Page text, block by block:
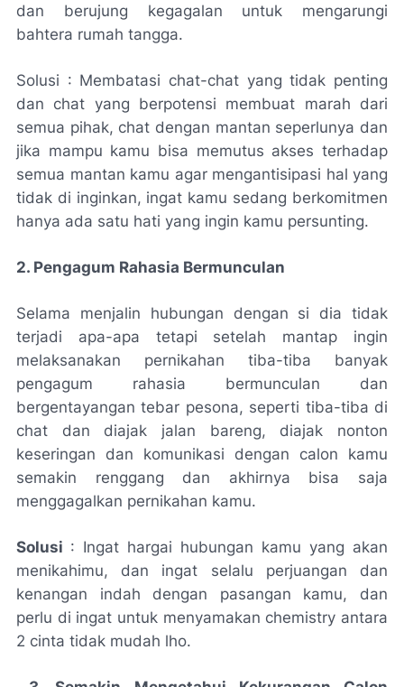
dan berujung kegagalan untuk mengarungi
bahtera rumah tangga.
Solusi : Membatasi chat-chat yang tidak penting
dan chat yang berpotensi membuat marah dari
semua pihak, chat dengan mantan seperlunya dan
jika mampu kamu bisa memutus akses terhadap
semua mantan kamu agar mengantisipasi hal yang
tidak di inginkan, ingat kamu sedang berkomitmen
hanya ada satu hati yang ingin kamu persunting.
2. Pengagum Rahasia Bermunculan
Selama menjalin hubungan dengan si dia tidak
terjadi apa-apa tetapi setelah mantap ingin
melaksanakan pernikahan tiba-tiba banyak
pengagum rahasia bermunculan dan
bergentayangan tebar pesona, seperti tiba-tiba di
chat dan diajak jalan bareng, diajak nonton
keseringan dan komunikasi dengan calon kamu
semakin renggang dan akhirnya bisa saja
menggagalkan pernikahan kamu.
Solusi : Ingat hargai hubungan kamu yang akan
menikahimu, dan ingat selalu perjuangan dan
kenangan indah dengan pasangan kamu, dan
perlu di ingat untuk menyamakan chemistry antara
2 cinta tidak mudah lho.